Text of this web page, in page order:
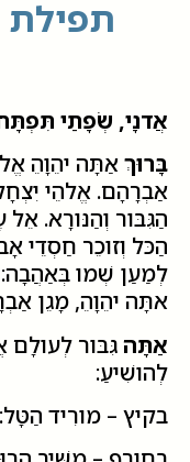
אֲדנָי, שְׂפָתַי
בָּרוּךְאַתָּה יהֵוָהֵ
אַבְרָהָם. אֱלהֵי
הַגִּבּור וְהַנּורָא. אֵל
הַכּל וְזוכֵר חַסְדֵי
לְמַעַן שְׁמו בְּאַהֲבָה:
אתָּה יהֵוָהֵ, מָגֵן
אַתָּהגִּבּור
לְהושִׁיעַ:
בקיץ – מורִיד הַטָּל: